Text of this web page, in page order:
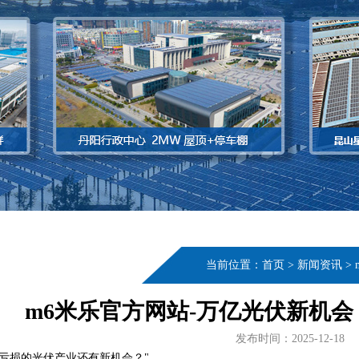
当前位置： 首页 > 新闻资讯 >
m6米乐官方网站-万亿光伏新机
发布时间：2025-12-18